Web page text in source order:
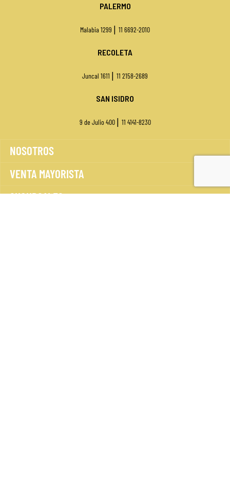
PALERMO
Malabia 1299 | 11 6692-2010
RECOLETA
Juncal 1611 | 11 2158-2689
SAN ISIDRO
9 de Julio 400 | 11 4141-8230
NOSOTROS
VENTA MAYORISTA
SUCURSALES